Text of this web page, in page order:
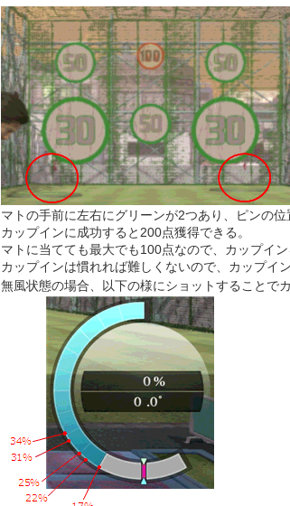
マトの手前に左右にグリーンが2つあり、ピンの位
カップインに成功すると200点獲得できる。
マトに当てても最大でも100点なので、カップイ
カップインは慣れれば難しくないので、カップイ
無風状態の場合、以下の様にショットすることで